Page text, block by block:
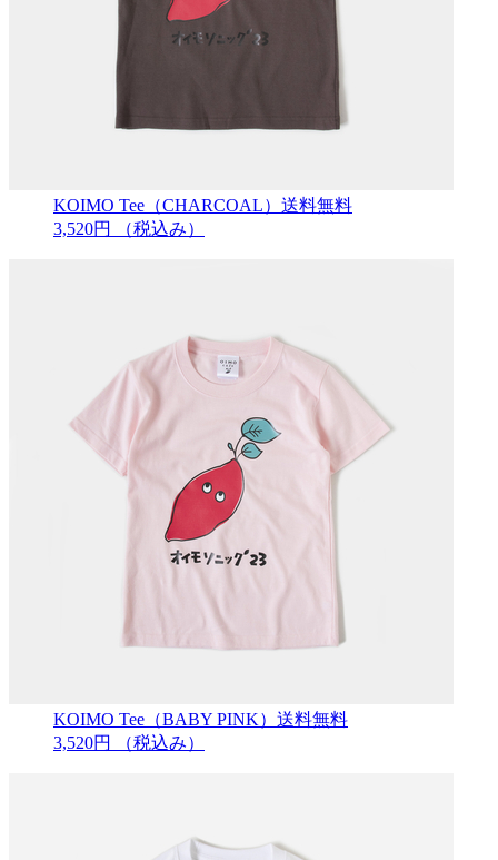
KOIMO Tee（CHARCOAL）送料無料
3,520円
（税込み）
KOIMO Tee（BABY PINK）送料無料
3,520円
（税込み）